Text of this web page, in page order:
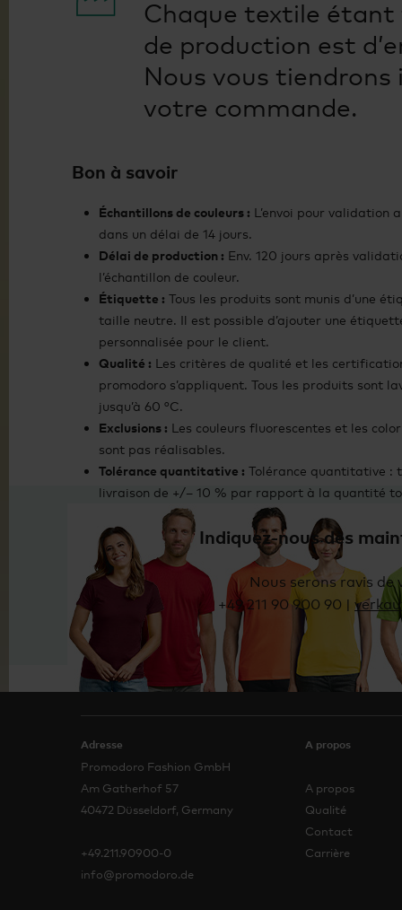
Chaque textile étant
de production est
Nous vous tiendrons
votre commande.
Bon à savoir
Échantillons de couleurs : L’envoi pour validation
dans un délai de 14 jours.
Délai de production : Env. 120 jours après
l’échantillon de couleur.
Étiquette : Tous les produits sont munis d’une
taille neutre. Il est possible d’ajouter une
personnalisée pour le client.
Qualité : Les critères de qualité et les
promodoro s’appliquent. Tous les produits sont
jusqu’à 60 °C.
Exclusions : Les couleurs fluorescentes et les
sont pas réalisables.
Tolérance quantitative : Tolérance quantitative :
livraison de +/– 10 % par rapport à la quantité
commandée, sous réserve des tailles et des
Indiquez-nous dès
Nous serons ravis
+49 211 90 900 90 |
Adresse
Promodoro Fashion GmbH
Am Gatherhof 57
40472 Düsseldorf, Germany
+49.211.90900-0
info@promodoro.de
A propos
A propos
Qualité
Contact
Carrière